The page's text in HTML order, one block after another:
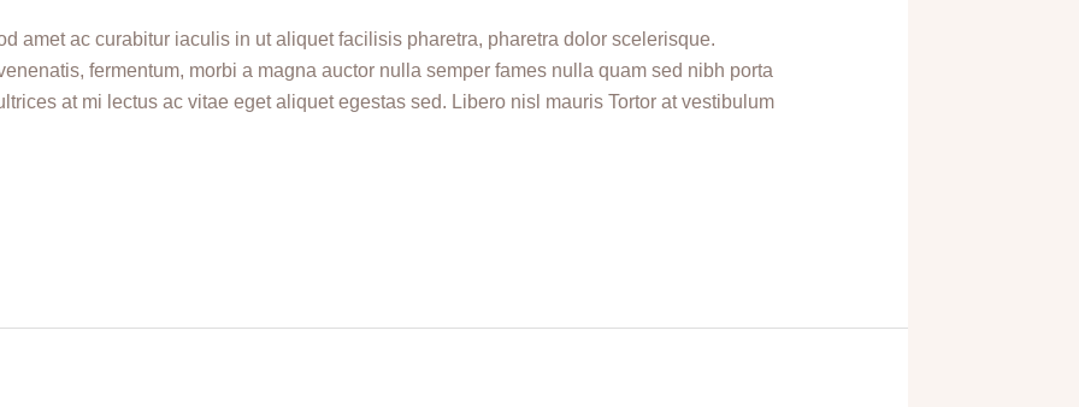
amet ac curabitur iaculis in ut aliquet facilisis pharetra, pharetra dolor scelerisque.
fermentum, morbi a magna auctor nulla semper fames nulla quam sed nibh porta
at mi lectus ac vitae eget aliquet egestas sed. Libero nisl mauris Tortor at vestibulum